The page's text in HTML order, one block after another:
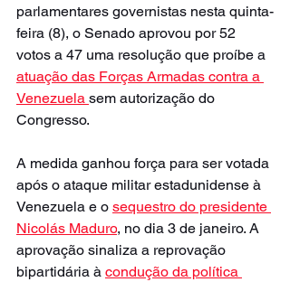
parlamentares governistas nesta quinta-
feira (8), o Senado aprovou por 52
votos a 47 uma resolução que proíbe a
atuação das Forças Armadas contra a
Venezuela sem autorização do
Congresso.
A medida ganhou força para ser votada
após o ataque militar estadunidense à
Venezuela e o sequestro do presidente
Nicolás Maduro, no dia 3 de janeiro. A
aprovação sinaliza a reprovação
bipartidária à condução da política